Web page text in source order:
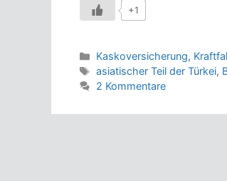
+1
Kategorien
Kaskoversicherung,
Schlagwörter
asiatischer Teil der Türkei,
2 Kommentare